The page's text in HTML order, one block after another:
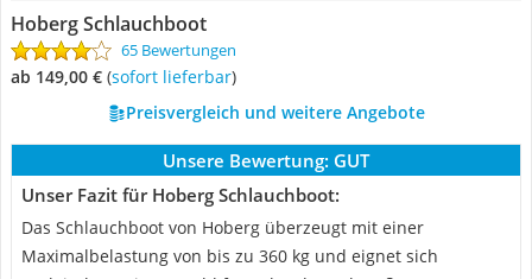
Hoberg Schlauchboot
65 Bewertungen
ab 149,00 € ( Sofort lieferbar)
Preisvergleich und weitere Angebote
Unsere Bewertung: GUT
Unser Fazit für Hoberg Schlauchboot:
Das Schlauchboot von Hoberg überzeugt mit einer
Maximalbelastung von bis zu 360 kg und eignet sich